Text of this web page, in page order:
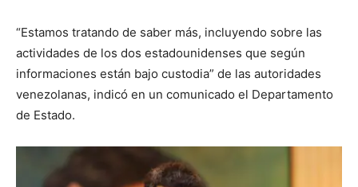
“Estamos tratando de saber más, incluyendo sobre las
actividades de los dos estadounidenses que según
informaciones están bajo custodia” de las autoridades
venezolanas, indicó en un comunicado el Departamento
de Estado.